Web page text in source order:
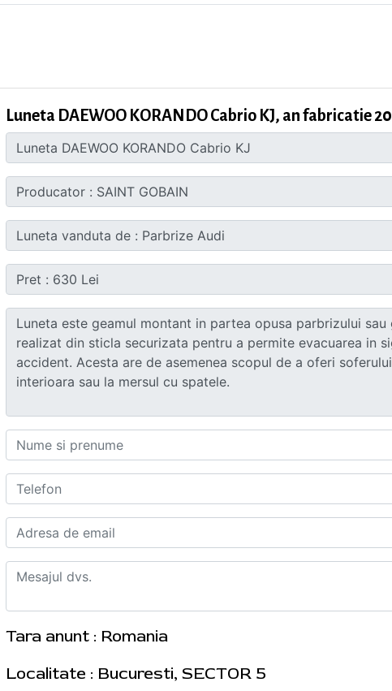
Luneta DAEWOO KORANDO Cabrio KJ, an fabricatie
Tara anunt : Romania
Localitate : Bucuresti, SECTOR 5